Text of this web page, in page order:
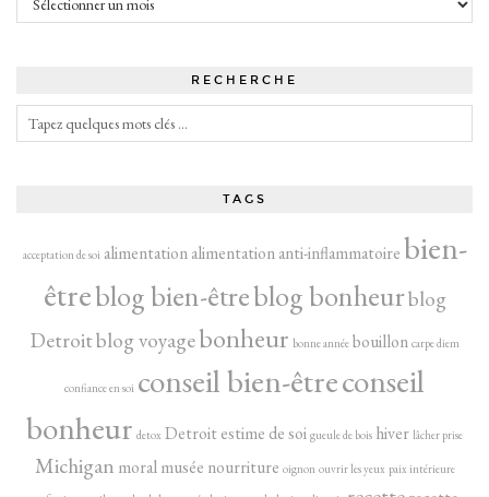
RECHERCHE
TAGS
acceptation de soi alimentation alimentation anti-inflammatoirebien-
êtreblog bien-êtreblog bonheurblog
Detroitblog voyagebonheur bonne année bouillon carpe diem
confiance en soi conseil bien-êtreconseil
bonheur detox Detroitestime de soi gueule de bois hiver lâcher prise
Michigan moral musée nourriture oignon ouvrir les yeux paix intérieure